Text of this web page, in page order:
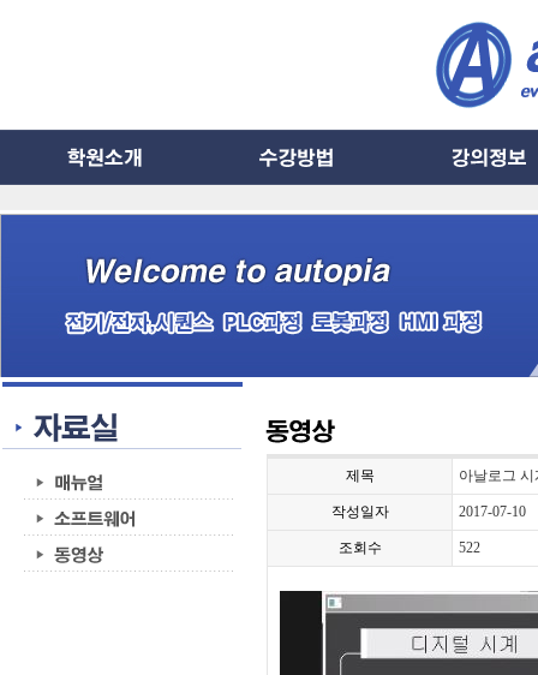
제목 아날로그
작성일자 2017-07-10
조회수 522